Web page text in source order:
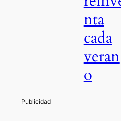
nta
cada
veran
o